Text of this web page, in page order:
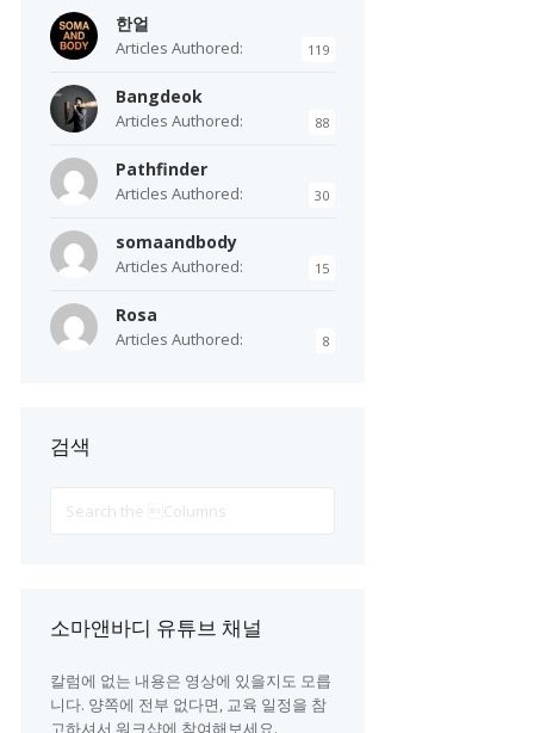
한얼
Articles Authored: 119
Bangdeok
Articles Authored: 88
Pathfinder
Articles Authored: 30
somaandbody
Articles Authored: 15
Rosa
Articles Authored: 8
검색
For
소마앤바디 유튜브 채널
칼럼에 없는 내용은 영상에 있을지도 모릅
니다. 양쪽에 전부 없다면, 교육 일정을 참
고하셔서 워크샵에 참여해보세요.